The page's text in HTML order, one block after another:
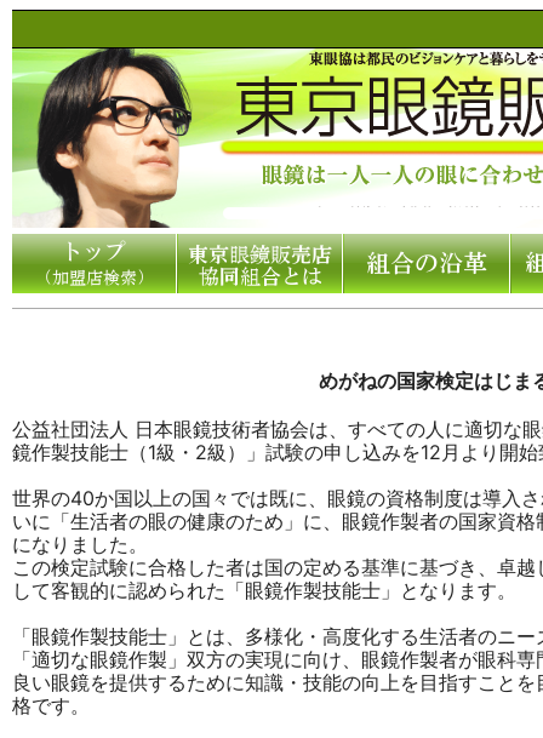
めがねの国家検定はじま
公益社団法人 日本眼鏡技術者協会は、すべての人に適切な
鏡作製技能士（1級・2級）」試験の申し込みを12月より開
世界の40か国以上の国々では既に、眼鏡の資格制度は導入
いに「生活者の眼の健康のため」に、眼鏡作製者の国家資
になりました。
この検定試験に合格した者は国の定める基準に基づき、卓
して客観的に認められた「眼鏡作製技能士」となります。
「眼鏡作製技能士」とは、多様化・高度化する生活者のニ
「適切な眼鏡作製」双方の実現に向け、眼鏡作製者が眼科
良い眼鏡を提供するために知識・技能の向上を目指すこと
格です。